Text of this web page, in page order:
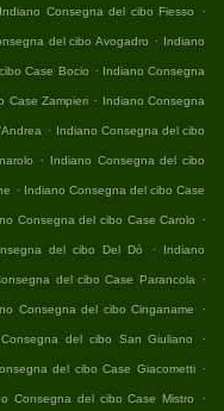
Indiano Consegna del cibo Fiesso .
del cibo Avogadro . Indiano
Case Bocio . Indiano Consegna
Case Zampieri . Indiano Consegna
. Indiano Consegna del cibo
. Indiano Consegna del cibo
. Indiano Consegna del cibo Case
Consegna del cibo Case Carolo .
del cibo Del Dò . Indiano
del cibo Case Parancola .
Consegna del cibo Cinganame .
del cibo San Giuliano .
del cibo Case Giacometti .
Consegna del cibo Case Mistro .